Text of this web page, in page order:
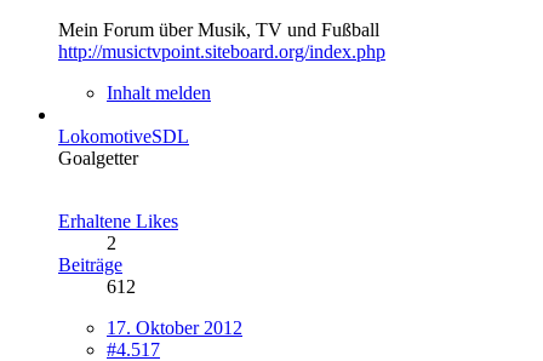
Mein Forum über Musik, TV und Fußball
http://musictvpoint.siteboard.org/index.php
Inhalt melden
LokomotiveSDL
Goalgetter
Erhaltene Likes
2
Beiträge
612
17. Oktober 2012
#4.517